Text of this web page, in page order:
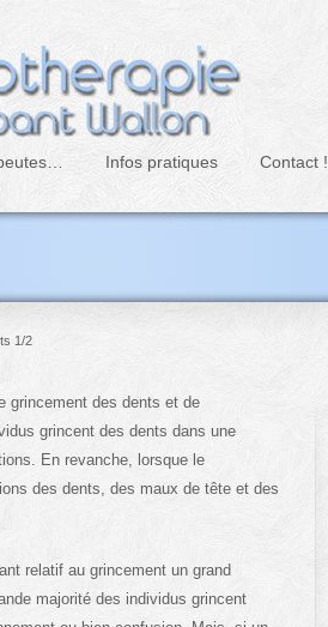
Infos pratiques Contact !
1/2
grincement des dents et de
grincent des dents dans une
En revanche, lorsque le
des dents, des maux de tête et des
relatif au grincement un grand
majorité des individus grincent